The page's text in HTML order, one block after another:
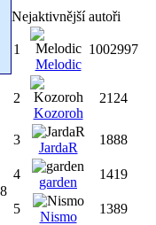
Nejaktivnější autoři
1
Melodic
1002997
2
Kozoroh
2124
3
JardaR
1888
4
garden
1419
5
Nismo
1389